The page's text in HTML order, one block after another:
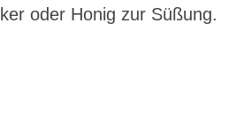
oder Honig zur Süßung.